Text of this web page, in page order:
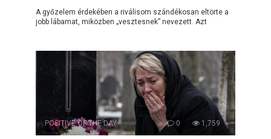
A győzelem érdekében a riválisom szándékosan eltörte a
jobb lábamat, miközben „vesztesnek” nevezett. Azt
POSITIVE OF THE DAY 0 1,759